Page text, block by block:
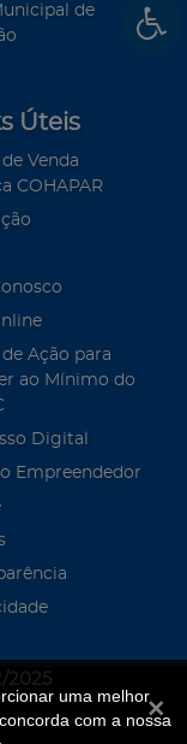
uma melhor
com a nossa
de
Úteis
Venda
COHAPAR
Ação para
ao Mínimo do
Digital
Empreendedor
2025